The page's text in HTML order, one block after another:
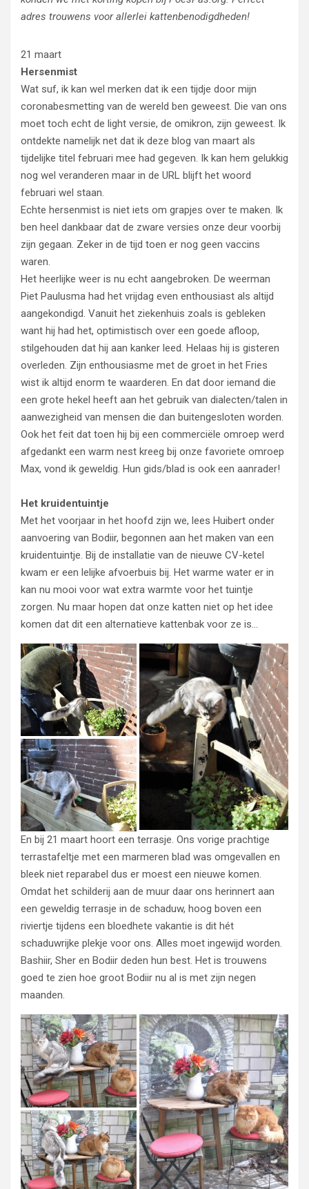
adres trouwens voor allerlei kattenbenodigdheden!
21 maart
Hersenmist
Wat suf, ik kan wel merken dat ik een tijdje door mijn
coronabesmetting van de wereld ben geweest. Die van ons
moet toch echt de light versie, de omikron, zijn geweest. Ik
ontdekte namelijk net dat ik deze blog van maart als
tijdelijke titel februari mee had gegeven. Ik kan hem gelukkig
nog wel veranderen maar in de URL blijft het woord
februari wel staan.
Echte hersenmist is niet iets om grapjes over te maken. Ik
ben heel dankbaar dat de zware versies onze deur voorbij
zijn gegaan. Zeker in de tijd toen er nog geen vaccins
waren.
Het heerlijke weer is nu echt aangebroken. De weerman
Piet Paulusma had het vrijdag even enthousiast als altijd
aangekondigd. Vanuit het ziekenhuis zoals is gebleken
want hij had het, optimistisch over een goede afloop,
stilgehouden dat hij aan kanker leed. Helaas hij is gisteren
overleden. Zijn enthousiasme met de groet in het Fries
wist ik altijd enorm te waarderen. En dat door iemand die
een grote hekel heeft aan het gebruik van dialecten/talen in
aanwezigheid van mensen die dan buitengesloten worden.
Ook het feit dat toen hij bij een commerciële omroep werd
afgedankt een warm nest kreeg bij onze favoriete omroep
Max, vond ik geweldig. Hun gids/blad is ook een aanrader!
Het kruidentuintje
Met het voorjaar in het hoofd zijn we, lees Huibert onder
aanvoering van Bodiir, begonnen aan het maken van een
kruidentuintje. Bij de installatie van de nieuwe CV-ketel
kwam er een lelijke afvoerbuis bij. Het warme water er in
kan nu mooi voor wat extra warmte voor het tuintje
zorgen. Nu maar hopen dat onze katten niet op het idee
komen dat dit een alternatieve kattenbak voor ze is…
En bij 21 maart hoort een terrasje. Ons vorige prachtige
terrastafeltje met een marmeren blad was omgevallen en
bleek niet reparabel dus er moest een nieuwe komen.
Omdat het schilderij aan de muur daar ons herinnert aan
een geweldig terrasje in de schaduw, hoog boven een
riviertje tijdens een bloedhete vakantie is dit hét
schaduwrijke plekje voor ons. Alles moet ingewijd worden.
Bashiir, Sher en Bodiir deden hun best. Het is trouwens
goed te zien hoe groot Bodiir nu al is met zijn negen
maanden.